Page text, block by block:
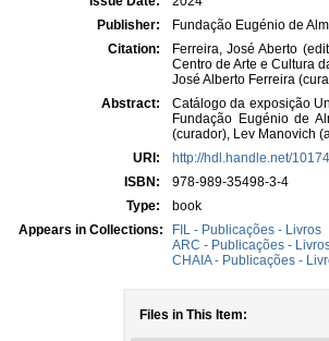
Publisher:
Fundação Eugénio de
Citation:
Ferreira, José Aberto
Centro de Arte e Cultura
José Alberto Ferreira
Abstract:
Catálogo da exposição
Fundação Eugénio de
(curador), Lev Manovich
URI:
http://hdl.handle.net/
ISBN:
978-989-35498-3-4
Type:
book
Appears in Collections:
FIL - Publicações - Livros
ARC - Publicações -
CHAIA - Publicações -
Files in This Item: